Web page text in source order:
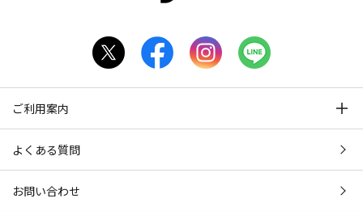
ご利用案内
よくある質問
お問い合わせ